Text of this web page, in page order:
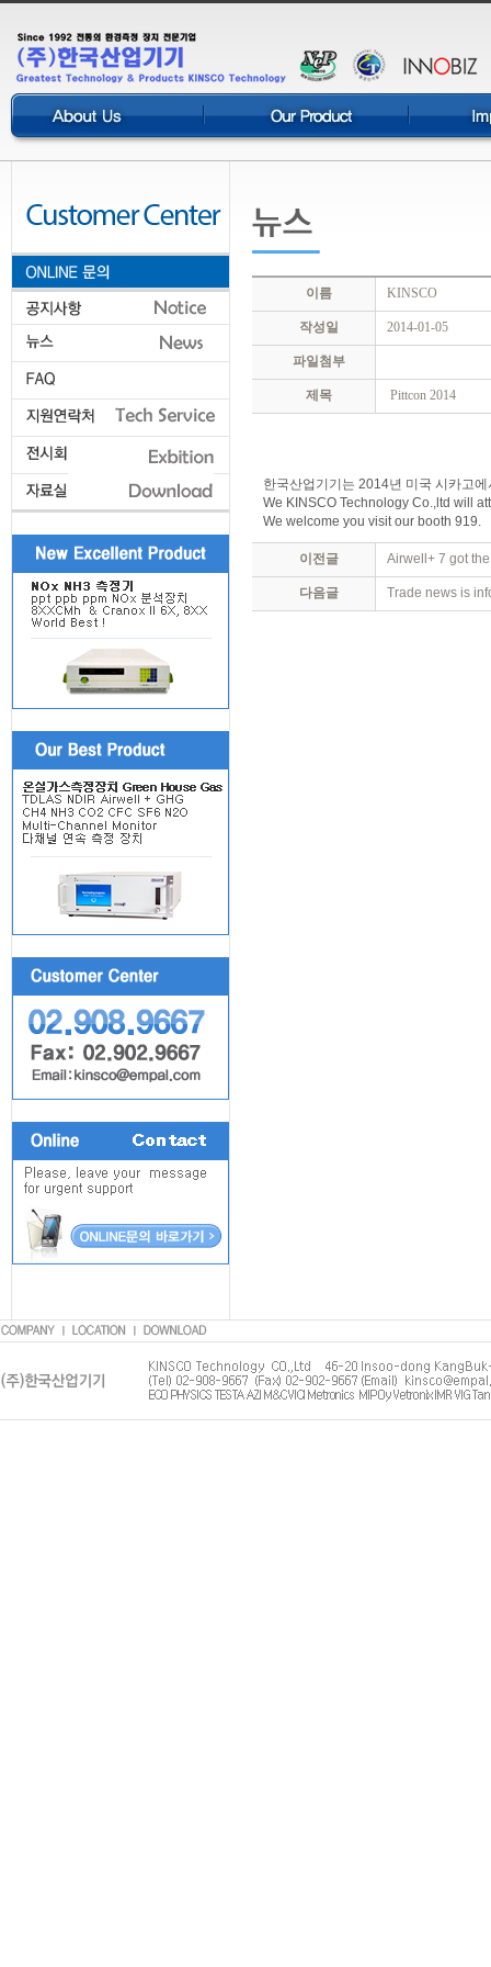
이름 KINSCO
작성일 2014-01-05
파일첨부
제목 Pittcon 2014
한국산업기기는 2014년 미국 시카고
We KINSCO Technology Co.,ltd will
We welcome you visit our booth 919.
이전글 Airwell+ 7 got
다음글 Trade news is